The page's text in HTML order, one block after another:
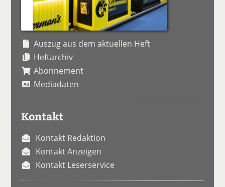
Auszug aus dem aktuellen Heft
Heftarchiv
Abonnement
Mediadaten
Kontakt
Kontakt Redaktion
Kontakt Anzeigen
Kontakt Leserservice